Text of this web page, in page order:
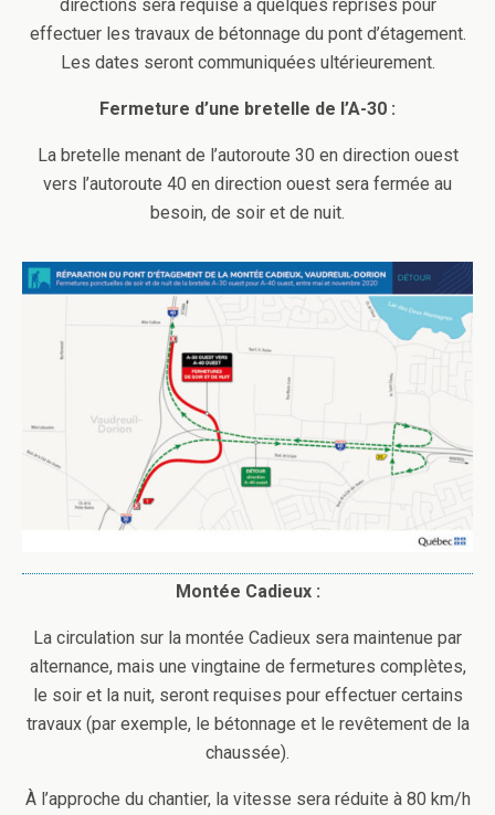
directions sera requise à quelques reprises pour
effectuer les travaux de bétonnage du pont d’étagement.
Les dates seront communiquées ultérieurement.
Fermeture d’une bretelle de l’A-30 :
La bretelle menant de l’autoroute 30 en direction ouest
vers l’autoroute 40 en direction ouest sera fermée au
besoin, de soir et de nuit.
Montée Cadieux :
La circulation sur la montée Cadieux sera maintenue par
alternance, mais une vingtaine de fermetures complètes,
le soir et la nuit, seront requises pour effectuer certains
travaux (par exemple, le bétonnage et le revêtement de la
chaussée).
À l’approche du chantier, la vitesse sera réduite à 80 km/h